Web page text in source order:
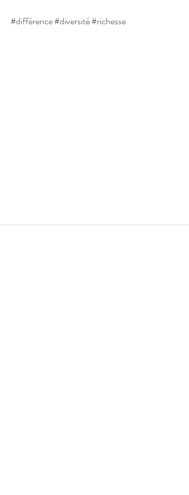
#différence#diversité#richesse